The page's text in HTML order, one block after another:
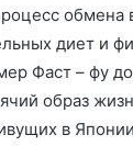
диет и
Фаст – фу
образ
в